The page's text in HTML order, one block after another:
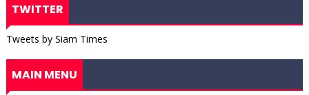
TWITTER
Tweets by Siam Times
MAIN MENU